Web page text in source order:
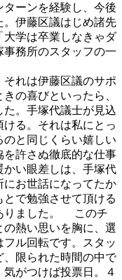
ーンを経験し、今後
伊藤区議はじめ諸先
学は卒業しなきゃダ
事務所のスタッフの一
れは伊藤区議のサポ
の喜びといったら、
。手塚代議士が見込
る。それは私にとっ
と同じくらい嬉しい
を許さぬ徹底的な仕事
い眼差しは、手塚代
お世話になってたか
で勉強させて頂ける
りました。 このチ
熱い思いを胸に、選
ル回転です。スタッ
限られた時間の中で
がつけば投票日。４